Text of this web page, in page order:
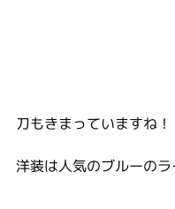
刀もきまっていますね！
洋装は人気のブルーのラ